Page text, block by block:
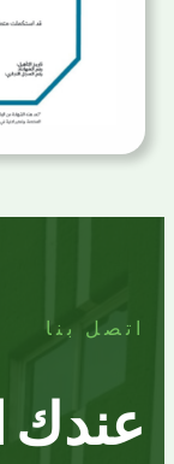
اتصل بنا
عندك